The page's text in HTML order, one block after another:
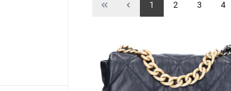
1 2 3 4